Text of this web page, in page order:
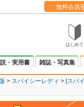
無料会員
はじめて
・実用書 雑誌・写真集
スパイシーレディ
[スパ